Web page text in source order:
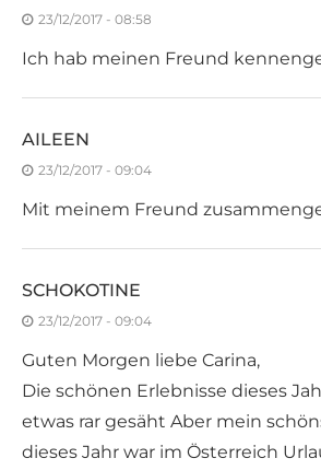
23/12/2017 - 08:58
Ich hab meinen Freund
AILEEN
23/12/2017 - 09:04
Mit meinem Freund
SCHOKOTINE
23/12/2017 - 09:04
Guten Morgen liebe Carina,
Die schönen Erlebnisse dieses
etwas rar gesäht Aber mein
dieses Jahr war im Österreich